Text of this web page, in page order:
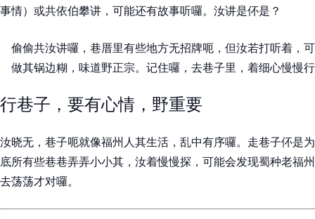
事情）或共依伯攀讲，可能还有故事听囉。汝讲是伓是？
偷偷共汝讲囉，巷厝里有些地方无招牌呃，但汝若打听着，
做其锅边糊，味道野正宗。记住囉，去巷子里，着细心慢慢
行巷子，要有心情，野重要
汝晓无，巷子呃就像福州人其生活，乱中有序囉。走巷子伓是
底所有些巷巷弄弄小小其，汝着慢慢探，可能会发现蜀种老福
去荡荡才对囉。